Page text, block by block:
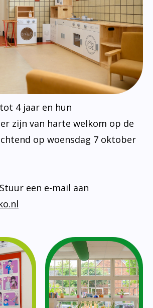
4 jaar en hun
zijn van harte welkom op de
op woensdag 7 oktober
een e-mail aan